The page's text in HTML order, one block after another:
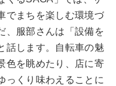
でまちを楽しむ環境づ
、服部さんは「設備を
話します。自転車の魅
色を眺めたり、店に寄
っくり味わえることに